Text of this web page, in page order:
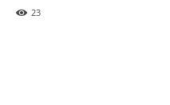
23